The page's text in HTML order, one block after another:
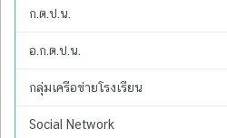
ก.ต.ป.น.
อ.ก.ต.ป.น.
กลุ่มเครือข่ายโรงเรียน
Social Network